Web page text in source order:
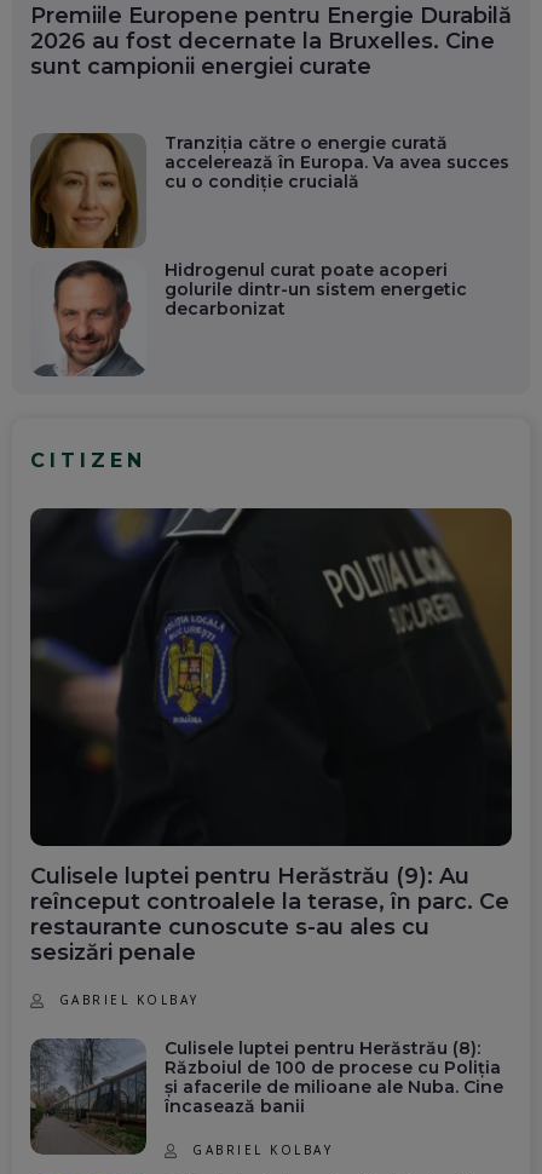
Premiile Europene pentru Energie Durabilă
2026 au fost decernate la Bruxelles. Cine
sunt campionii energiei curate
Tranziția către o energie curată
accelerează în Europa. Va avea succes
cu o condiție crucială
Hidrogenul curat poate acoperi
golurile dintr-un sistem energetic
decarbonizat
CITIZEN
Culisele luptei pentru Herăstrău (9): Au
reînceput controalele la terase, în parc. Ce
restaurante cunoscute s-au ales cu
sesizări penale
GABRIEL KOLBAY
Culisele luptei pentru Herăstrău (8):
Războiul de 100 de procese cu Poliția
și afacerile de milioane ale Nuba. Cine
încasează banii
GABRIEL KOLBAY